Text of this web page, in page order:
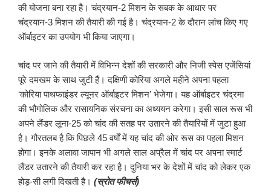
की योजना बना रहा है। चंद्रयान-2 मिशन के सबक के आधार पर
चंद्रयान-3 मिशन की तैयारी की गई है। चंद्रयान-2 के दौरान लांच किए गए
ऑर्बाइटर का उपयोग भी किया जाएगा।
चांद पर जाने की तैयारी में विभिन्न देशों की सरकारी और निजी स्पेस एजेंसियां
पूरे दमखम के साथ जुटी हैं। दक्षिणी कोरिया अगले महीने अपना पहला
‘कोरिया पाथफाइंडर ल्यूनर ऑर्बाइटर मिशन’ भेजेगा। यह ऑर्बाइटर चंद्रमा
की भौगोलिक और रासायनिक संरचना का अध्ययन करेगा। इसी साल रूस भी
अपने लैंडर लूना-25 को चांद की सतह पर उतारने की तैयारियों में जुटा हुआ
है। गौरतलब है कि पिछले 45 वर्षों में यह चांद की ओर रूस का पहला मिशन
होगा। इनके अलावा जापान भी अगले साल अप्रैल में चांद पर अपना स्मार्ट
लैंडर उतारने की तैयारी कर रहा है। दुनिया भर के देशों में चांद को लेकर एक
होड़-सी लगी दिखती है। (स्रोत फीचर्स)